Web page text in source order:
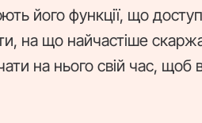
його функції, що
на що найчастіше
на нього свій час, щоб